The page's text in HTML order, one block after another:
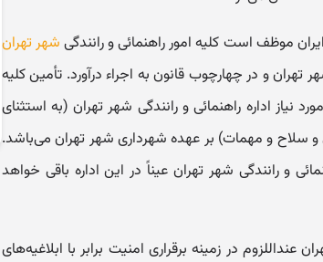
شهر تهران
‌تهران و در چهارچوب قانون به اجراء درآورد. تأمین کلیه
نیاز اداره راهنمائی و رانندگی شهر تهران (‌به ‌استثنای
و سلاح و مهمات) بر عهده شهرداری شهر تهران می‌باشد.
و رانندگی شهر تهران عیناً در این اداره باقی خواهد
تهران عنداللزوم در زمینه برقراری امنیت برابر با ابلاغیه‌های